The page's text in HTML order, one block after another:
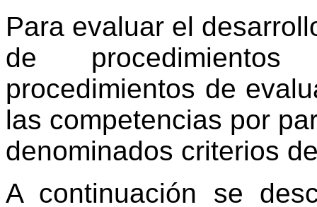
Para evaluar el
de
procedimientos de
las competencias por
denominados criterios
A continuación se